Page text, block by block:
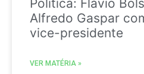
Politica: Flávio
Alfredo Gaspar
vice-presidente
VER MATÉRIA »